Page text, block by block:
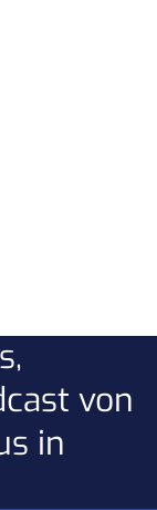
von
in